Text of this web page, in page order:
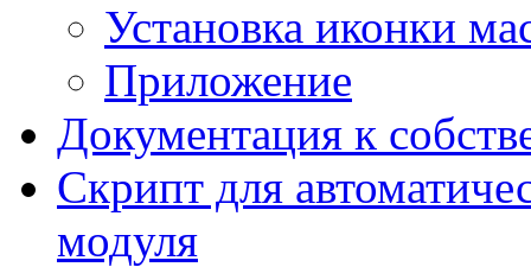
Установка иконки
Приложение
Документация к
Скрипт для
модуля